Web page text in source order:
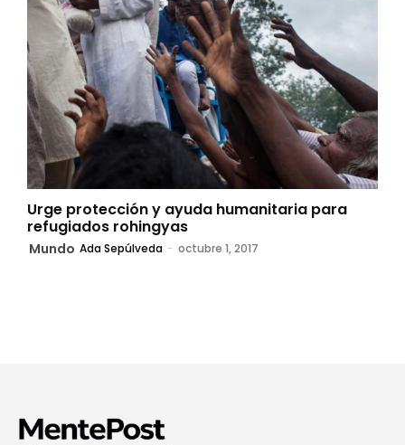
Urge protección y ayuda humanitaria para
refugiados rohingyas
Mundo Ada Sepúlveda - octubre 1, 2017